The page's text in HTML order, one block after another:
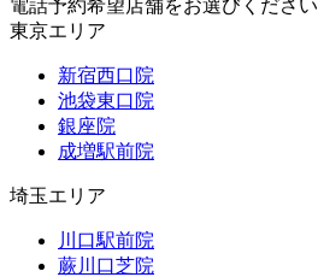
電話予約希望店舗をお選びください
東京エリア
新宿西口院
池袋東口院
銀座院
成増駅前院
埼玉エリア
川口駅前院
蕨川口芝院